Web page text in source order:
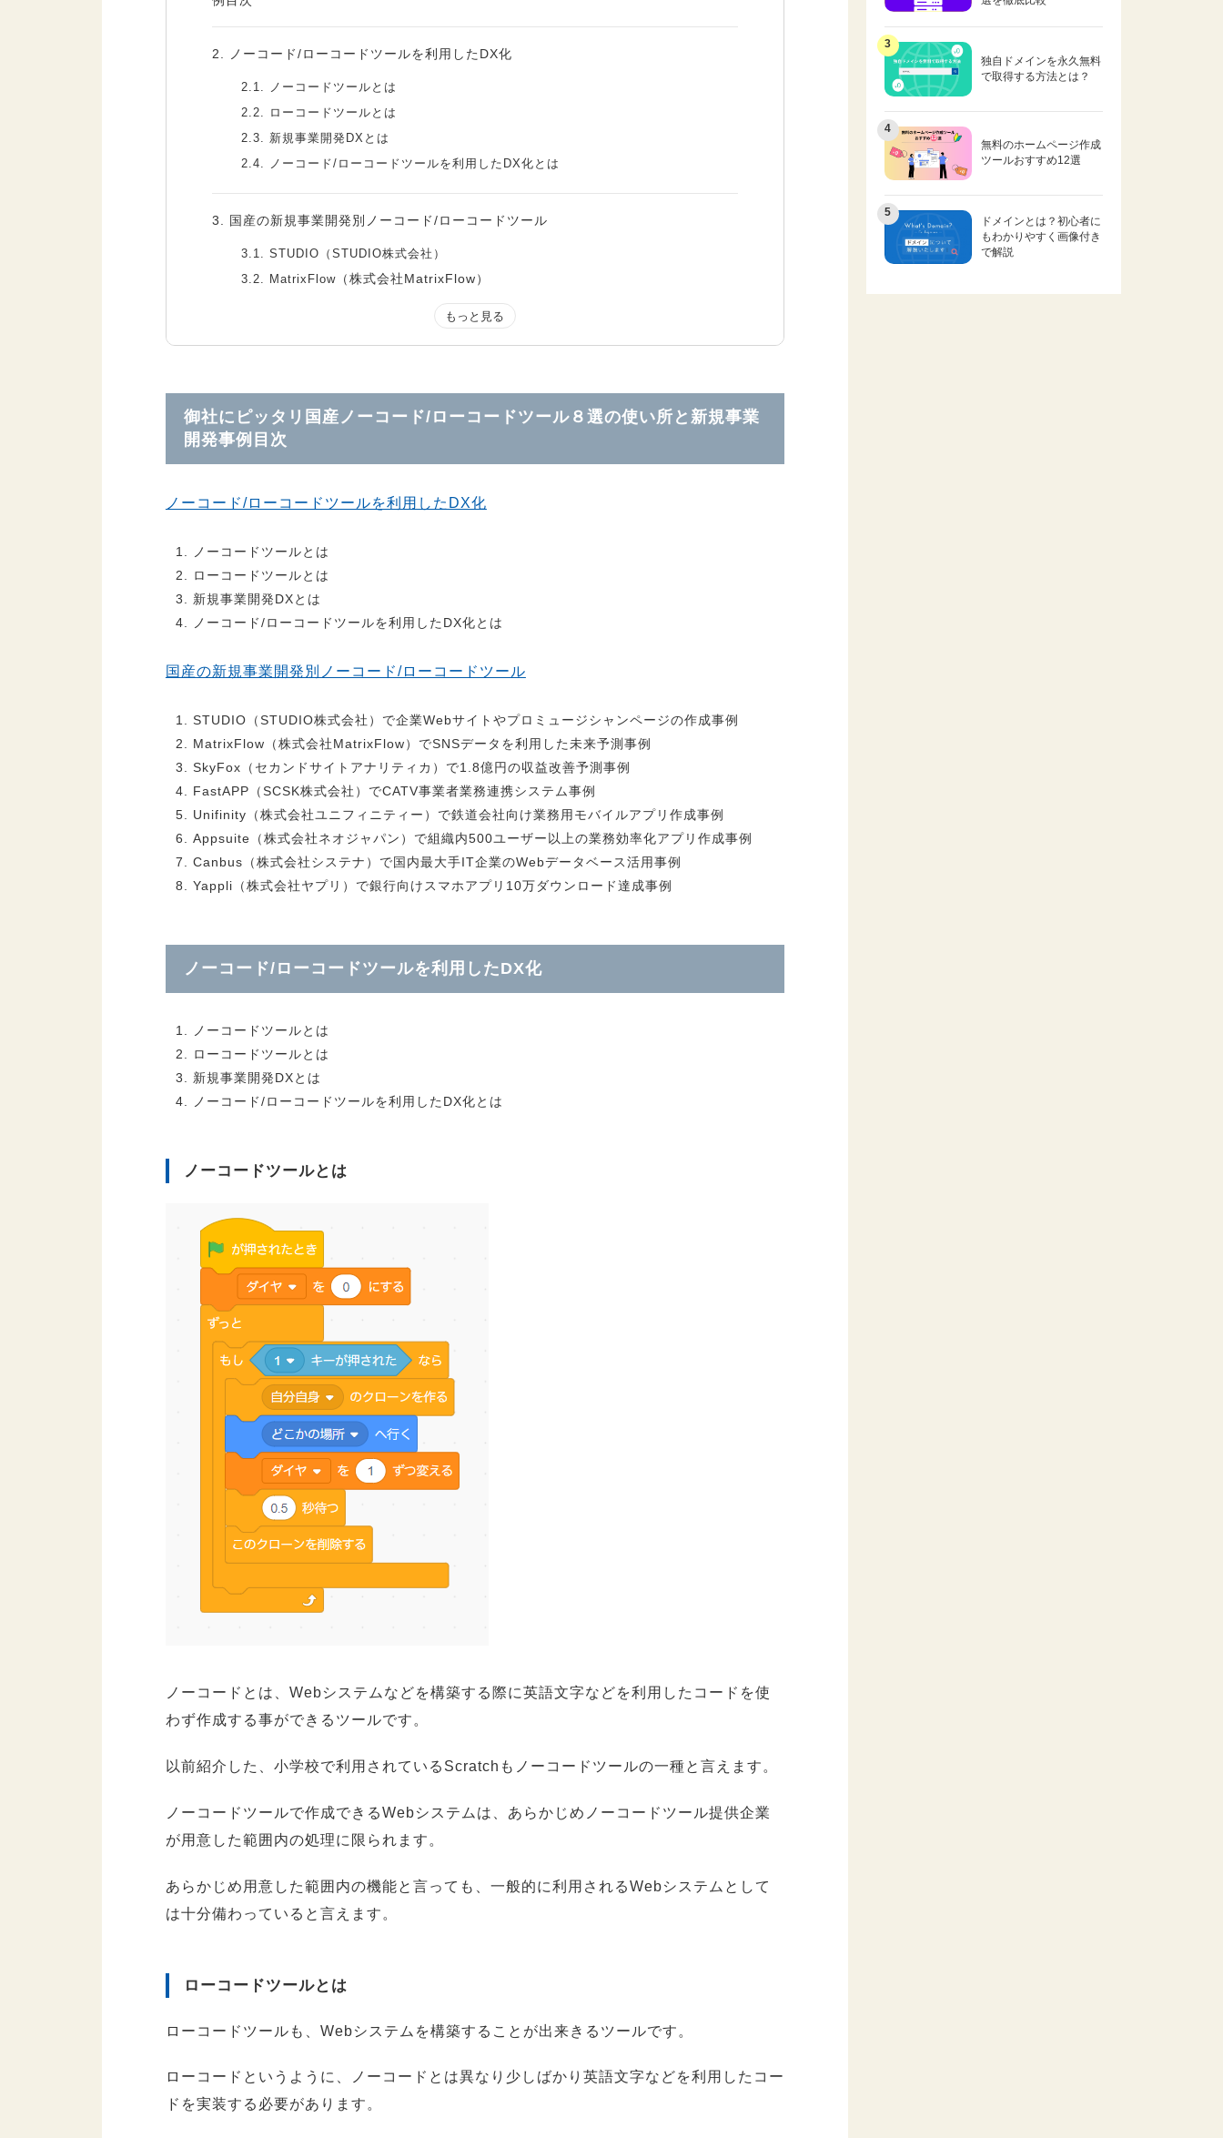
2. ノーコード/ローコードツールを利用したDX化
2.1.
ノーコードツールとは
2.2.
ローコードツールとは
2.3.
新規事業開発DXとは
2.4.
ノーコード/ローコードツールを利用したDX化とは
3. 国産の新規事業開発別ノーコード/ローコードツール
3.1.
STUDIO（STUDIO株式会社）
3.2.
MatrixFlow（株式会社MatrixFlow）
セカンドサイトアナリティカ株式会社
3.7.
Canbus（株式会社システナ）でオールインワンの新しいWebデータベースを活用
3.8.Yappli（株式会社ヤプリ）でスマホアプリ作成
御社にピッタリ国産ノーコード/ローコードツール８選の使い所と新規事業
開発事例目次
ノーコード/ローコードツールを利用したDX化
ノーコードツールとは
ローコードツールとは
新規事業開発DXとは
ノーコード/ローコードツールを利用したDX化とは
国産の新規事業開発別ノーコード/ローコードツール
STUDIO（STUDIO株式会社）で企業Webサイトやプロミュージシャンページの作成事例
MatrixFlow（株式会社MatrixFlow）でSNSデータを利用した未来予測事例
SkyFox（セカンドサイトアナリティカ）で1.8億円の収益改善予測事例
FastAPP（SCSK株式会社）でCATV事業者業務連携システム事例
Unifinity（株式会社ユニフィニティー）で鉄道会社向け業務用モバイルアプリ作成事例
Appsuite（株式会社ネオジャパン）で組織内500ユーザー以上の業務効率化アプリ作成事例
Canbus（株式会社システナ）で国内最大手IT企業のWebデータベース活用事例
Yappli（株式会社ヤプリ）で銀行向けスマホアプリ10万ダウンロード達成事例
ノーコード/ローコードツールを利用したDX化
ノーコードツールとは
ローコードツールとは
新規事業開発DXとは
ノーコード/ローコードツールを利用したDX化とは
ノーコードツールとは
ノーコードとは、Webシステムなどを構築する際に英語文字などを利用したコードを使
わず作成する事ができるツールです。
以前紹介した、小学校で利用されているScratchもノーコードツールの一種と言えます。
ノーコードツールで作成できるWebシステムは、あらかじめノーコードツール提供企業
が用意した範囲内の処理に限られます。
あらかじめ用意した範囲内の機能と言っても、一般的に利用されるWebシステムとして
は十分備わっていると言えます。
ローコードツールとは
ローコードツールも、Webシステムを構築することが出来きるツールです。
ローコードというように、ノーコードとは異なり少しばかり英語文字などを利用したコー
ドを実装する必要があります。
独自ドメインを永久無料
で取得する方法とは？
無料のホームページ作成
ツールおすすめ12選
ドメインとは？初心者に
もわかりやすく画像付き
で解説